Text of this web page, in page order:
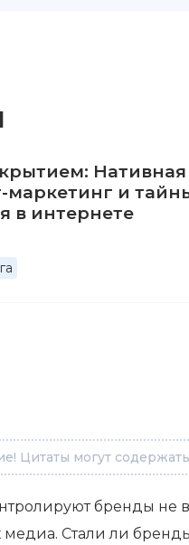
Нативная
маркетинг и
в интернете
Цитаты могут
бренды не
Стали ли